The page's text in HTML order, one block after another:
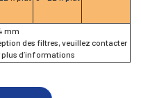
mm
des filtres, veuillez contacter
plus d’informations